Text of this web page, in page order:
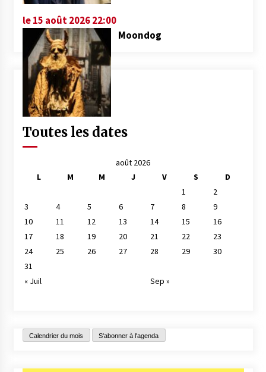
le 15 août 2026 22:00
Moondog
Toutes les dates
août 2026
L
M M J V S
D
1
2
3
4 5 6 7 8
9
10
11 12 13 14 15
16
17
18 19 20 21 22
23
24
25 26 27 28 29
30
31
« Juil
Sep »
Calendrier du mois S'abonner à l'agenda